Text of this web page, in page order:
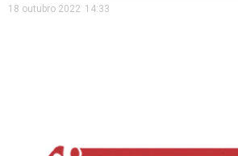
18 outubro 2022 14:33